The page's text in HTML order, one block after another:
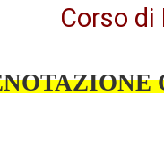
Corso di